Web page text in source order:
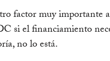
factor muy importante
si el financiamiento
no lo está.